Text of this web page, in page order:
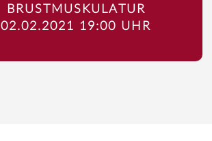
BRUSTMUSKULATUR
02.02.2021 19:00 UHR